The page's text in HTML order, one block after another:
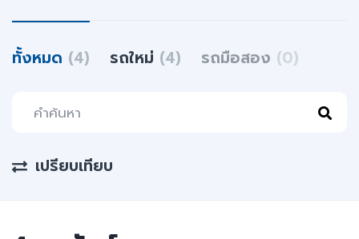
ทั้งหมด (4) รถใหม่ (4) รถมือสอง (0)
เปรียบเทียบ